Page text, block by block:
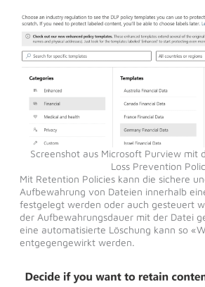
Screenshot aus Microsoft Purview mit
Loss Prevention
Mit Retention Policies kann die sichere
Aufbewahrung von Dateien innerhalb
festgelegt werden oder auch gesteuert
der Aufbewahrungsdauer mit der Datei
eine automatisierte Löschung kann so
entgegengewirkt werden.